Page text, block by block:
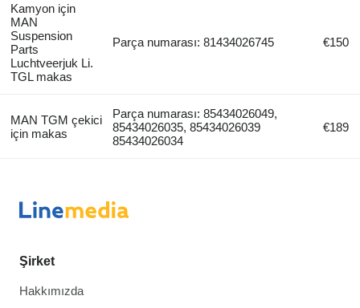
Kamyon için
MAN
Suspension
Parts
Luchtveerjuk Li.
TGL makas
Parça numarası: 81434026745 €150
MAN TGM çekici
için makas
Parça numarası: 85434026049,
85434026035, 85434026039
85434026034
€189
Şirket
Hakkımızda